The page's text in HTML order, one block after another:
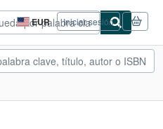
EUR
Preferencias
de
compra
del
Iniciar sesión